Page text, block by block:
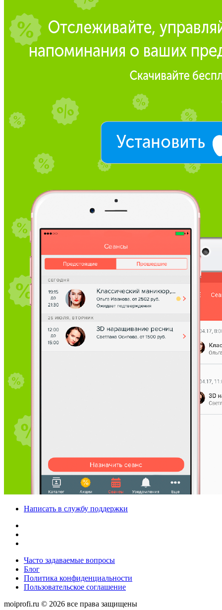
Написать в службу поддержки
Часто задаваемые вопросы
Блог
Политика конфиденциальности
Пользовательское соглашение
moiprofi.ru © 2026 все права защищены